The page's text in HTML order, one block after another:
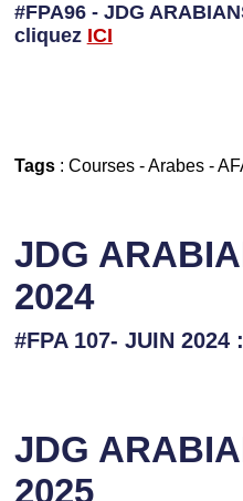
#FPA96 - JDG
cliquez ICI
Tags: Courses-Arabes-
JDG
2024
#FPA 107- JUIN 2024
JDG
2025